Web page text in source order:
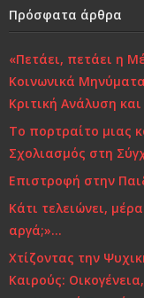
Πρόσφατα άρθρα
«Πετάει, πετάει η
Κοινωνικά
Κριτική Ανάλυση
Το πορτραίτο μιας
Σχολιασμός στη
Επιστροφή στην
Κάτι τελειώνει,
αργά;»…
Χτίζοντας την
Καιρούς: